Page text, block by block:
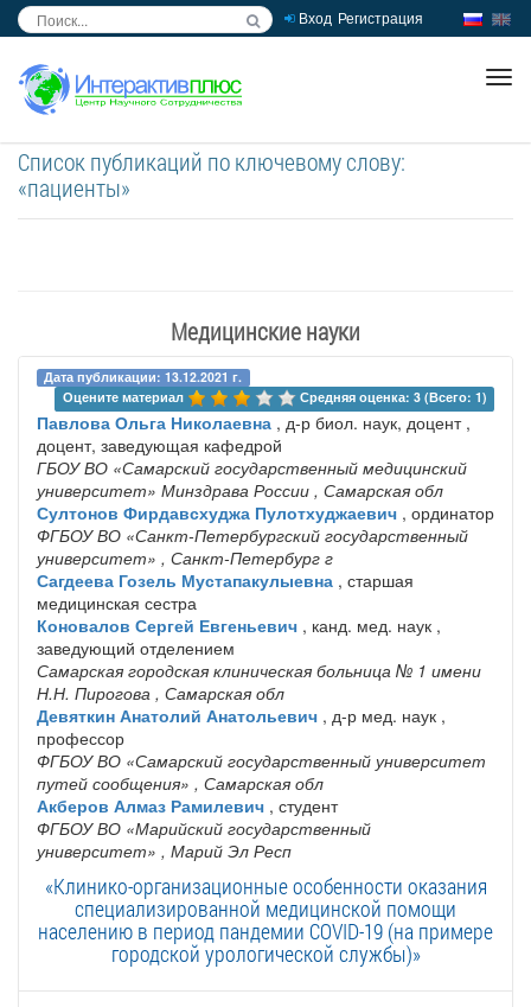
Вход Регистрация
Список публикаций по ключевому слову:
«пациенты»
Медицинские науки
Дата публикации: 13.12.2021 г.
Оцените материал
Средняя оценка: 3 (Всего: 1)
Павлова Ольга Николаевна , д-р биол. наук, доцент ,
доцент, заведующая кафедрой
ГБОУ ВО «Самарский государственный медицинский
университет» Минздрава России , Самарская обл
Султонов Фирдавсхуджа Пулотхуджаевич , ординатор
ФГБОУ ВО «Санкт-Петербургский государственный
университет» , Санкт-Петербург г
Сагдеева Гозель Мустапакулыевна , старшая
медицинская сестра
Коновалов Сергей Евгеньевич , канд. мед. наук ,
заведующий отделением
Самарская городская клиническая больница № 1 имени
Н.Н. Пирогова , Самарская обл
Девяткин Анатолий Анатольевич , д-р мед. наук ,
профессор
ФГБОУ ВО «Самарский государственный университет
путей сообщения» , Самарская обл
Акберов Алмаз Рамилевич , студент
ФГБОУ ВО «Марийский государственный
университет» , Марий Эл Респ
«Клинико-организационные особенности оказания
специализированной медицинской помощи
населению в период пандемии COVID-19 (на примере
городской урологической службы)»